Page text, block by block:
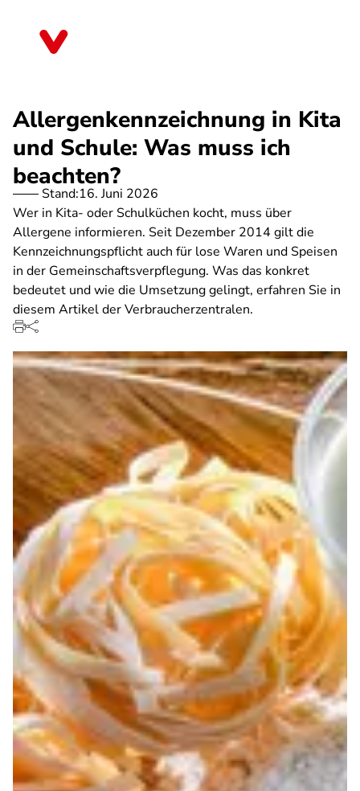
Allergenkennzeichnung in Kita
und Schule: Was muss ich
beachten?
Stand:16. Juni 2026
Wer in Kita- oder Schulküchen kocht, muss über
Allergene informieren. Seit Dezember 2014 gilt die
Kennzeichnungspflicht auch für lose Waren und Speisen
in der Gemeinschaftsverpflegung. Was das konkret
bedeutet und wie die Umsetzung gelingt, erfahren Sie in
diesem Artikel der Verbraucherzentralen.